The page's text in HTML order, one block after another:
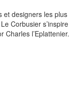
et designers les plus
Corbusier s’inspire
l’Eplattenier.